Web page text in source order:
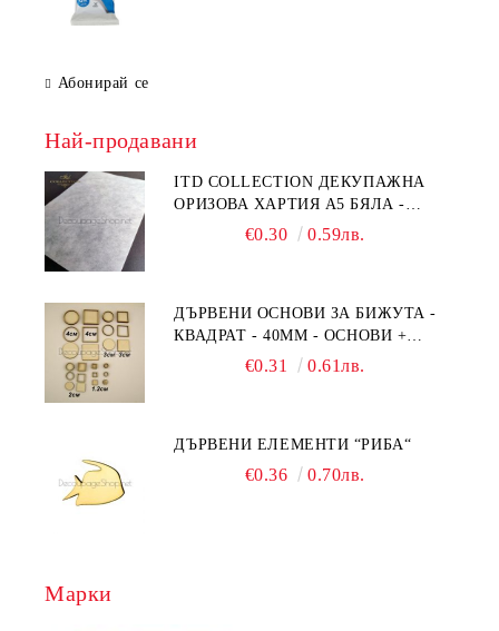
Абонирай се
Най-продавани
ITD COLLECTION ДЕКУПАЖНА
ОРИЗОВА ХАРТИЯ А5 БЯЛА -
€0.30 0.59лв.
ДЪРВЕНИ ОСНОВИ ЗА БИЖУТА -
КВАДРАТ - 40ММ - ОСНОВИ +
€0.31 0.61лв.
ДЪРВЕНИ ЕЛЕМЕНТИ “РИБА“
€0.36 0.70лв.
Марки